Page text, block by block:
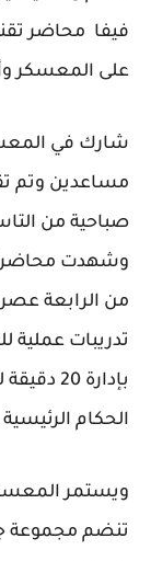
فيفا محاضر
على المعسكر
مساعدين وتم
صباحية من
وشهدت محاضرات
من الرابعة
تدريبات
بإدارة
الحكام
ويستمر